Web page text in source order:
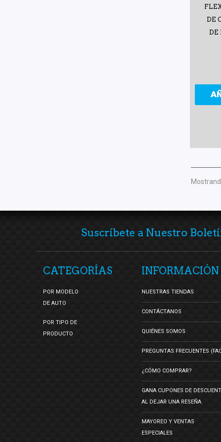
DE
DE
Suscríbete a Nuestro
CATEGORÍAS
POR MODELO
DE AUTO
POR TIPO DE
PRODUCTO
INFORMACIÓN
NUESTRAS TIENDAS
CONTÁCTANOS
QUIÉNES SOMOS
PREGUNTAS FRECUENTES
¿CÓMO COMPRAR?
GANA CUPONES DE
AL DEJAR UNA RESEÑA
MAYOREO Y VENTAS
ESPECIALES